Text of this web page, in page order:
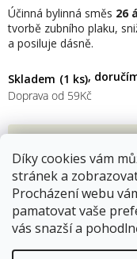
Díky cookies vám
stránek a
Procházení webu
pamatovat vaše
vás snazší a
Skladem (1 ks)
Účinná bylinná směs 26
tvorbě zubního plaku,
a posiluje dásně.
Doprava od 59Kč